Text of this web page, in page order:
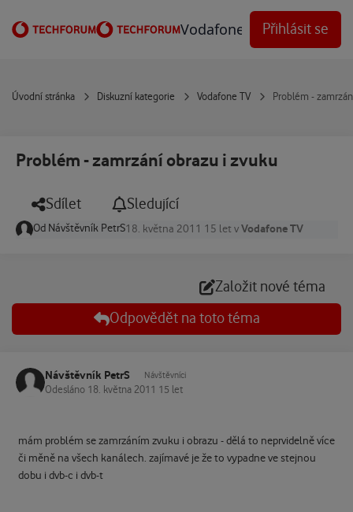
Vodafone Techforum
Přihlásit se
Úvodní stránka Diskuzní kategorie Vodafone TV Problém -
Problém - zamrzání obrazu i zvuku
Sdílet Sledující
Od Návštěvník PetrS18. května 2011 15 let vVodafone TV
Založit nové téma
Odpovědět na toto téma
Návštěvník PetrS Návštěvníci
Odesláno 18. května 2011 15 let
mám problém se zamrzáním zvuku i obrazu - dělá to neprvidelně více
či měně na všech kanálech. zajímavé je že to vypadne ve stejnou
dobu i dvb-c i dvb-t